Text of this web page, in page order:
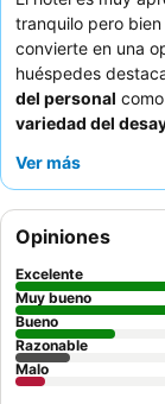
tranquilo pero
convierte en una
huéspedes
del personal
variedad del
frecuentemente
explorar las
gastronómica,
habitaciones
estancia,
necesita un
en cuenta que
propios productos
Ver más
Opiniones
Excelente
Muy bueno
Bueno
Razonable
Malo